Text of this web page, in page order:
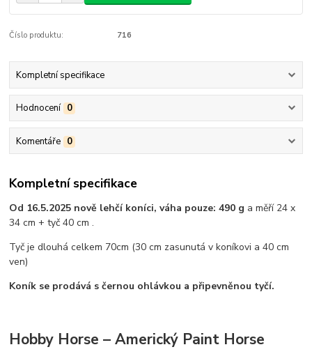
Číslo produktu: 716
Kompletní specifikace
Hodnocení 0
Komentáře 0
Kompletní specifikace
Od 16.5.2025 nově lehčí koníci, váha pouze: 490 g a měří 24 x
34 cm + tyč 40 cm .
Tyč je dlouhá celkem 70cm (30 cm zasunutá v koníkovi a 40 cm
ven)
Koník se prodává s černou ohlávkou a připevněnou tyčí.
Hobby Horse – Americký Paint Horse